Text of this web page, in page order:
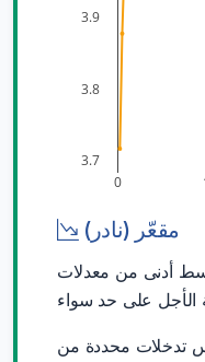
0
3.7
3.8
3.9
مقعّر (نادر)
أدنى من معدلات
الأجل على حد سواء
تدخلات محددة من